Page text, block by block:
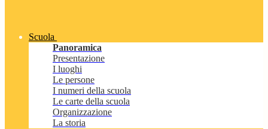
Scuola
Panoramica
Presentazione
I luoghi
Le persone
I numeri della scuola
Le carte della scuola
Organizzazione
La storia